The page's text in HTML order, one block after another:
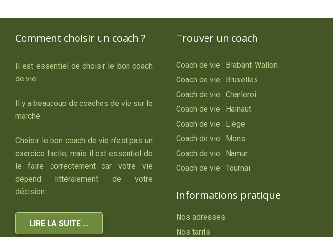
Comment choisir un coach ?
Il est essentiel de choisir le bon coach
de vie.
Il y a beaucoup de coaches de vie sur le
marché.
Choisir le bon coach de vie n’est pas un
exercice facile, mais il est essentiel de
le faire correctement car votre vie
dépend littéralement de votre
décision…
LIRE LA SUITE …
Trouver un coach
Coach de vie : Brabant-Wallon
Coach de vie : Bruxelles
Coach de vie : Charleroi
Coach de vie : Hainaut
Coach de vie : Liège
Coach de vie : Mons
Coach de vie : Namur
Coach de vie : Tournai
Informations pratique
Nos adresses
Nos tarifs